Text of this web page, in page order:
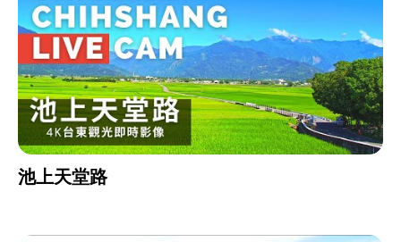
池上天堂路